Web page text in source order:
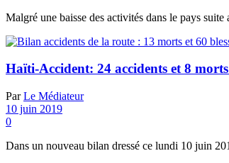
Malgré une baisse des activités dans le pays
Haïti-Accident: 24 accidents et 8
Par Le Médiateur
10 juin 2019
0
Dans un nouveau bilan dressé ce lundi 10 juin